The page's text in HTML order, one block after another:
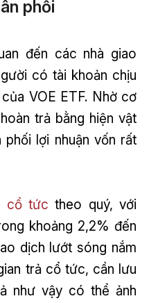
phối
đến các nhà giao
có tài khoản chịu
VOE ETF. Nhờ cơ
trả bằng hiện vật
phối lợi nhuận vốn rất
cổ tức theo quý, với
khoảng 2,2% đến
dịch lướt sóng nắm
trả cổ tức, cần lưu
như vậy có thể ảnh